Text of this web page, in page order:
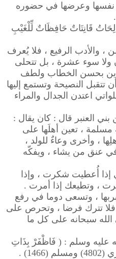
نفسها وعرضها في حضوره
قَانِتَاتٌ حَافِظَاتٌ لِّلْغَيْبِ
، والأدب الرفيع ، فلا يُعرف
ولا سوء عشرة ، بل تتحلى
بحسن الخطاب ولطف
تتقبل النصيحة وتستمع إليها
اعتدن الجدال والمراء
العنبر قال : كان يقال :
مسلمة ، تعين أهلَها على
، وأخرى وعاءٌ للولد ،
عنق من يشاء ، ويفكّه
إذا أُعطيت شكرت ، وإذا
، وتطيعك إذا أمرت .
، وتسعى دوما في رفع
فلا تترك فرضا ، وتحرص على
سبحانه على كل ما
عليه وسلم : ( فَاظْفَرْ بِذَاتِ
.